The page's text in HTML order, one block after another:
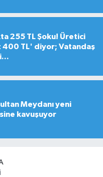
255 TL Şoku! Üretici
400 TL' diyor; Vatandaş
Meydanı yeni
kavuşuyor